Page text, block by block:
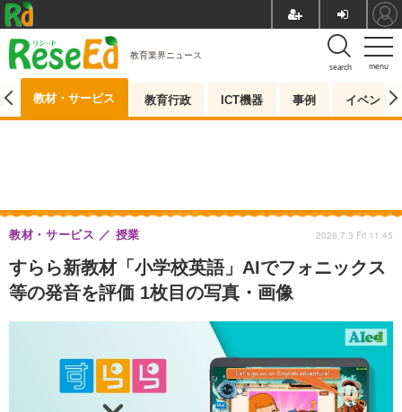
menu
search
教育業界ニュース
教材・サービス 教育行政 ICT機器 事例 イベント
すらら新教材「小学校英語」AIでフォニックス
等の発音を評価 1枚目の写真・画像
教材・サービス 授業 2026.7.3 Fri 11:45